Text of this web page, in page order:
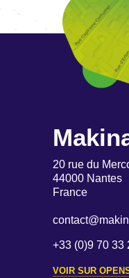
20 rue du
44000 Nantes
France
+33 (0)9 70 33
VOIR SUR